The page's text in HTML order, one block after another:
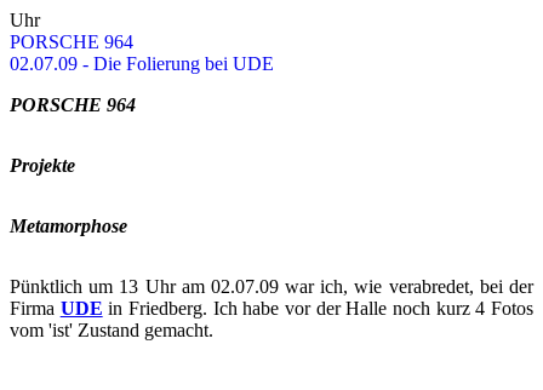
Uhr
POR­SCHE 964
02.07.09 - Die Fo­lie­rung bei UDE
POR­SCHE 964
Pro­jek­te
Me­ta­mor­pho­se
Pünkt­lich um 13 Uhr am 02.07.09 war ich, wie ver­ab­re­det, bei der
Firma UDE in Fried­berg. Ich habe vor der Halle noch kurz 4 Fotos
vom 'ist' Zu­stand ge­macht.